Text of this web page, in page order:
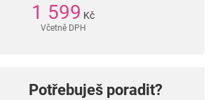
1 599 Kč
Včetně DPH
Potřebuješ poradit?